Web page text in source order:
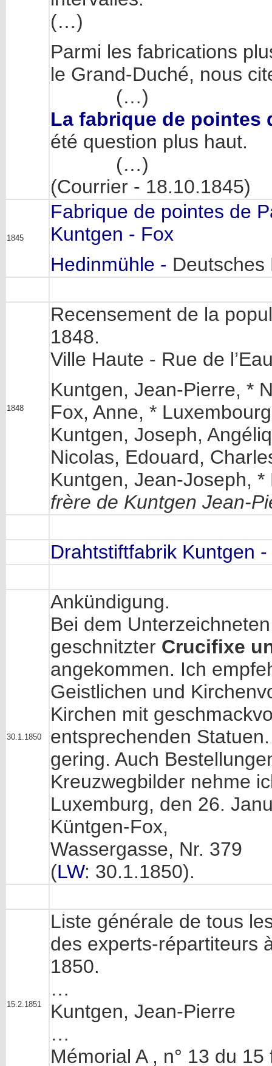
(…)
Parmi les fabrications
le Grand-Duché, nous
(…)
La fabrique de pointes
été question plus haut.
(…)
(Courrier - 18.10.1845)
1845
Fabrique de pointes de
Kuntgen - Fox
Hedinmühle - Deutsches
1848
Recensement de la
1848.
Ville Haute - Rue de
Kuntgen, Jean-Pierre, *
Fox, Anne, * Luxembourg
Kuntgen, Joseph,
Nicolas, Edouard,
Kuntgen, Jean-Joseph,
frère de Kuntgen Jean-
Drahtstiftfabrik Kuntgen
30.1.1850
Ankündigung.
Bei dem
geschnitzter Crucifixe
angekommen. Ich
Geistlichen und
Kirchen mit
entsprechenden
gering. Auch
Kreuzwegbilder nehme
Luxemburg, den 26.
Küntgen-Fox,
Wassergasse, Nr. 379
(LW: 30.1.1850).
15.2.1851
Liste générale de tous
des experts-répartiteurs
1850.
…
Kuntgen, Jean-
…
Mémorial A , n° 13 du